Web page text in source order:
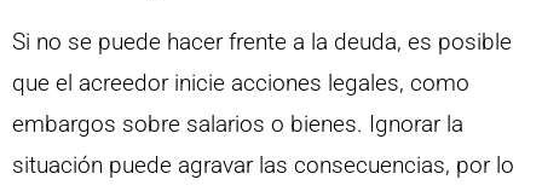
Si no se puede hacer frente a la deuda, es posible
que el acreedor inicie acciones legales, como
embargos sobre salarios o bienes. Ignorar la
situación puede agravar las consecuencias, por lo